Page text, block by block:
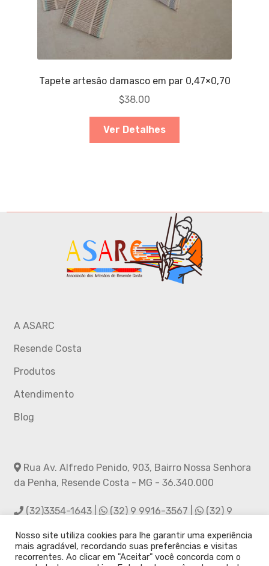
Tapete artesão damasco em par 0,47×0,70
$38.00
Ver Detalhes
A ASARC
Resende Costa
Produtos
Atendimento
Blog
Rua Av. Alfredo Penido, 903, Bairro Nossa Senhora
da Penha, Resende Costa - MG - 36.340.000
(32)3354-1643 | (32) 9 9916-3567 |
(32) 9
asarc.rc@hotmail.com
Nosso site utiliza cookies para lhe garantir uma experiência
mais agradável, recordando suas preferências e visitas
recorrentes. Ao clicar em "Aceitar" você concorda com o